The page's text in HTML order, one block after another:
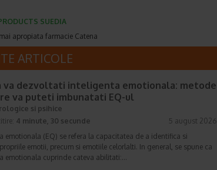
SUEDIA
apropiata farmacie Catena
ARTICOLE
va dezvoltati inteligenta emotionala: metode
va puteti imbunatati EQ-ul
si psihice
4 minute, 30 secunde
5 august 2026
emotionala (EQ) se refera la capacitatea de a identifica si
emotii, precum si emotiile celorlalti. In general, se spune ca
emotionala cuprinde cateva abilitati:…